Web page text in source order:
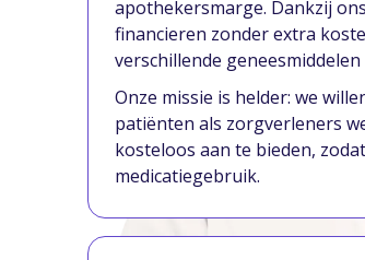
apothekersmarge. Dankzij
financieren zonder extra
verschillende
Onze missie is helder: we
patiënten als zorgverleners
kosteloos aan te bieden,
medicatiegebruik.